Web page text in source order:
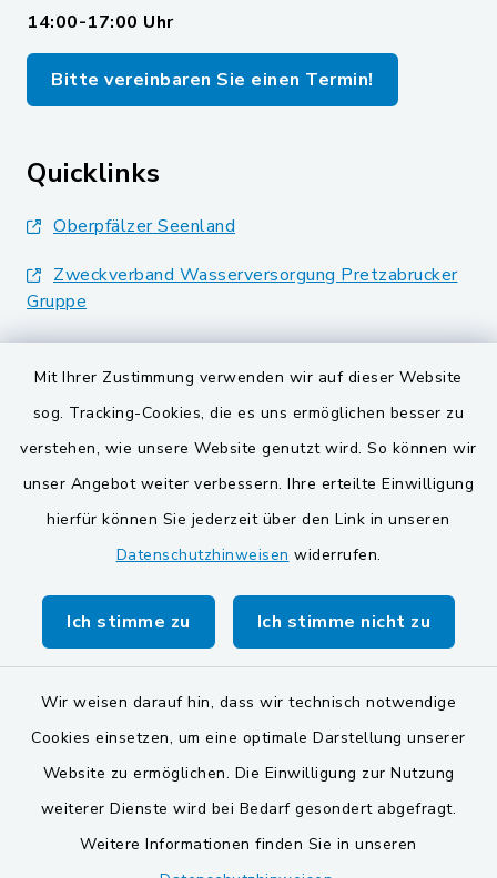
Mit Ihrer Zustimmung verwenden wir auf dieser Website
sog. Tracking-Cookies, die es uns ermöglichen besser zu
verstehen, wie unsere Website genutzt wird. So können wir
unser Angebot weiter verbessern. Ihre erteilte Einwilligung
hierfür können Sie jederzeit über den Link in unseren
Datenschutzhinweisen widerrufen.
Ich stimme zu Ich stimme nicht zu
Wir weisen darauf hin, dass wir technisch notwendige
Cookies einsetzen, um eine optimale Darstellung unserer
Website zu ermöglichen. Die Einwilligung zur Nutzung
weiterer Dienste wird bei Bedarf gesondert abgefragt.
Weitere Informationen finden Sie in unseren
14:00-17:00 Uhr
Bitte vereinbaren Sie einen Termin!
Quicklinks
Oberpfälzer Seenland
Zweckverband Wasserversorgung Pretzabrucker
Gruppe
Landkreis Schwandorf
VG und Gemeinden
Gemeinde Schwarzach bei Nabburg
Gemeinde Stulln
Verwaltungsgemeinschaft Schwarzenfeld
Barrierefreiheit